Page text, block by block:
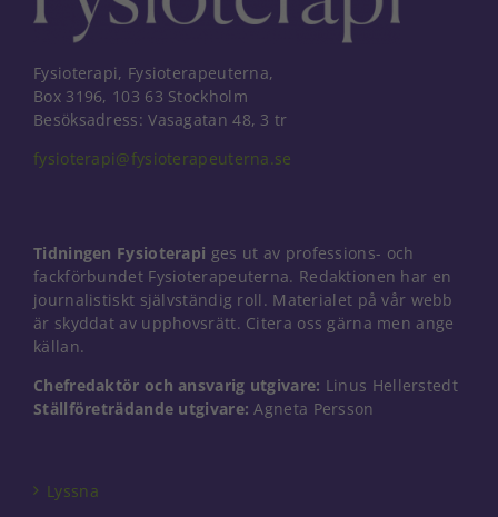
Fysioterapi, Fysioterapeuterna,
Box 3196, 103 63 Stockholm
Besöksadress: Vasagatan 48, 3 tr
fysioterapi@fysioterapeuterna.se
Tidningen Fysioterapi ges ut av professions- och
fackförbundet Fysioterapeuterna. Redaktionen har en
journalistiskt självständig roll. Materialet på vår webb
är skyddat av upphovsrätt. Citera oss gärna men ange
källan.
Chefredaktör och ansvarig utgivare: Linus Hellerstedt
Ställföreträdande utgivare: Agneta Persson
Lyssna
Nödvändiga